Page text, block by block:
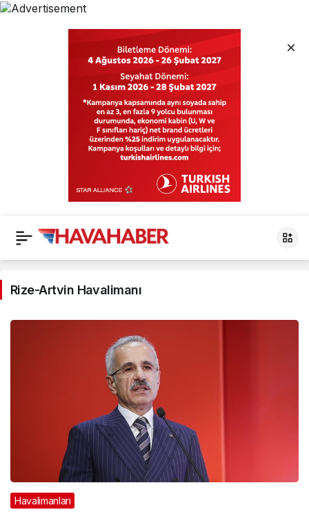
Rize-
Artvin
Havalimanı
Haberleri
Rize-Artvin Havalimanı
Havalimanları